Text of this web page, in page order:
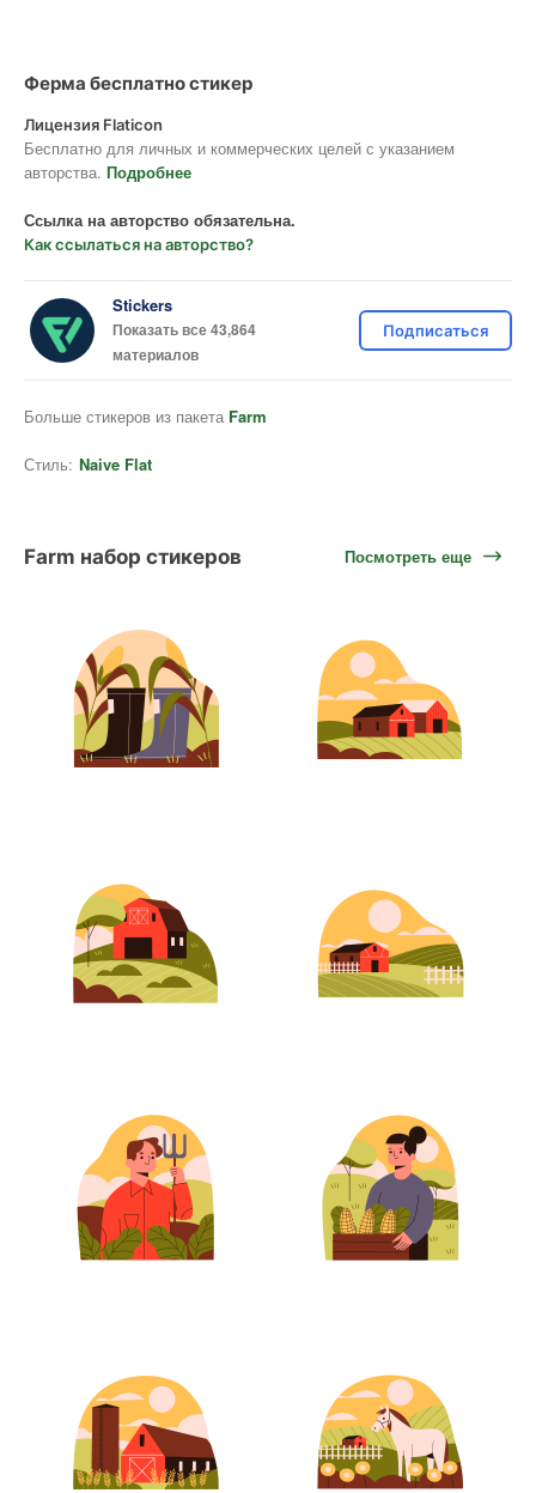
Ферма бесплатно стикер
Лицензия Flaticon
Бесплатно для личных и коммерческих целей с указанием
авторства. Подробнее
Ссылка на авторство обязательна.
Как ссылаться на авторство?
Stickers
Показать все 43,864
материалов
Подписаться
Больше стикеров из пакета Farm
Стиль: Naive Flat
Farm набор стикеров Посмотреть еще